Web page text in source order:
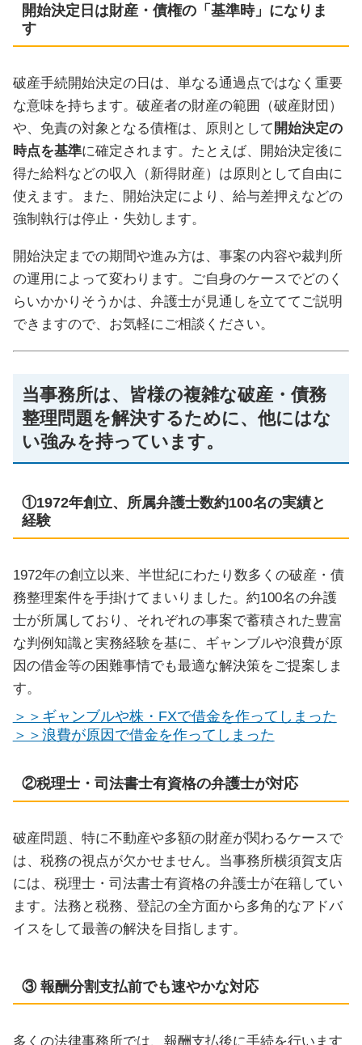
開始決定日は財産・債権の「基準時」になりま
す
破産手続開始決定の日は、単なる通過点ではなく重要
な意味を持ちます。破産者の財産の範囲（破産財団）
や、免責の対象となる債権は、原則として 開始決定の
時点を基準に確定されます。たとえば、開始決定後に
得た給料などの収入（新得財産）は原則として自由に
使えます。また、開始決定により、給与差押えなどの
強制執行は停止・失効します。
開始決定までの期間や進み方は、事案の内容や裁判所
の運用によって変わります。ご自身のケースでどのく
らいかかりそうかは、弁護士が見通しを立ててご説明
できますので、お気軽にご相談ください。
当事務所は、皆様の複雑な破産・債務
整理問題を解決するために、他にはな
い強みを持っています。
①1972年創立、所属弁護士数約100名の実績と
経験
1972年の創立以来、半世紀にわたり数多くの破産・債
務整理案件を手掛けてまいりました。約100名の弁護
士が所属しており、それぞれの事案で蓄積された豊富
な判例知識と実務経験を基に、ギャンブルや浪費が原
因の借金等の困難事情でも最適な解決策をご提案しま
す。
＞＞ギャンブルや株・FXで借金を作ってしまった
＞＞浪費が原因で借金を作ってしまった
②税理士・司法書士有資格の弁護士が対応
破産問題、特に不動産や多額の財産が関わるケースで
は、税務の視点が欠かせません。当事務所横須賀支店
には、税理士・司法書士有資格の弁護士が在籍してい
ます。法務と税務、登記の全方面から多角的なアドバ
イスをして最善の解決を目指します。
③ 報酬分割支払前でも速やかな対応
多くの法律事務所では、報酬支払後に手続を行います